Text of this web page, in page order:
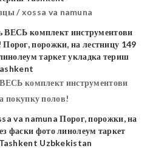
/ xossa va namuna
комплект инструментови
покупку полов!